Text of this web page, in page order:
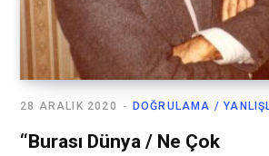
DOĞRULAMA /
28 ARALIK 2020
“Burası Dünya / Ne Çok